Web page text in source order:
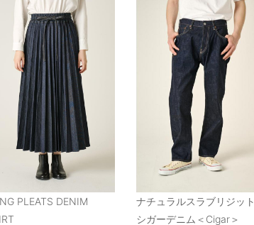
PLEATS DENIM
ナチュラルスラブリジット
シガーデニム＜Cigar＞